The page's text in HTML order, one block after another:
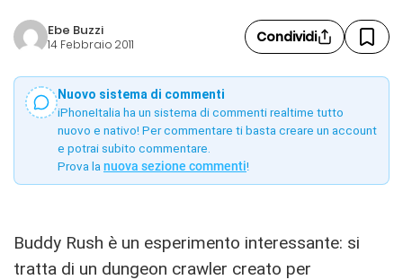
Ebe Buzzi
14 Febbraio 2011 Condividi
Nuovo sistema di commenti
iPhoneItalia ha un sistema di commenti realtime tutto
nuovo e nativo! Per commentare ti basta creare un account
e potrai subito commentare.
Prova la nuova sezione commenti!
Buddy Rush è un esperimento interessante: si
tratta di un dungeon crawler creato per